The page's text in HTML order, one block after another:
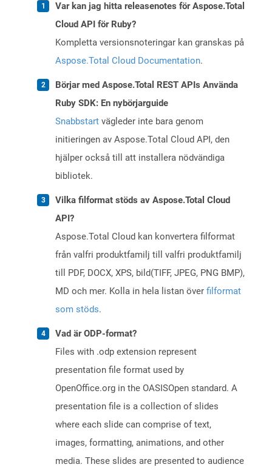
Var kan jag hitta releasenotes för Aspose.Total
Cloud API för Ruby?
Kompletta versionsnoteringar kan granskas på
Aspose.Total Cloud Documentation.
Börjar med Aspose.Total REST APIs Använda
Ruby SDK: En nybörjarguide
Snabbstart vägleder inte bara genom
initieringen av Aspose.Total Cloud API, den
hjälper också till att installera nödvändiga
bibliotek.
Vilka filformat stöds av Aspose.Total Cloud
API?
Aspose.Total Cloud kan konvertera filformat
från valfri produktfamilj till valfri produktfamilj
till PDF, DOCX, XPS, bild(TIFF, JPEG, PNG BMP),
MD och mer. Kolla in hela listan över filformat
som stöds.
Vad är ODP-format?
Files with .odp extension represent
presentation file format used by
OpenOffice.org in the OASISOpen standard. A
presentation file is a collection of slides
where each slide can comprise of text,
images, formatting, animations, and other
media. These slides are presented to audience